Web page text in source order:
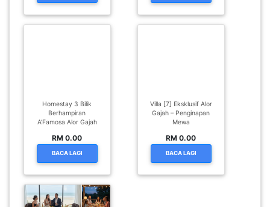
Homestay 3 Bilik
Berhampiran
A’Famosa Alor Gajah
RM 0.00
BACA LAGI
Villa [7] Eksklusif Alor
Gajah – Penginapan
Mewa
RM 0.00
BACA LAGI